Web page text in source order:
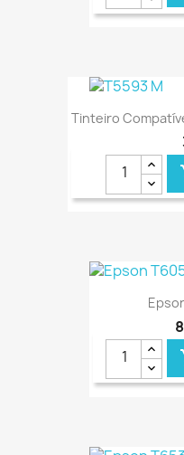
Tinteiro